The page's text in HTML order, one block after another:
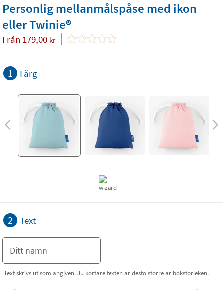
Personlig mellanmålspåse med ikon
eller Twinie®️
Från 179,00 kr
1 Färg
2 Text
Text skrivs ut som angiven. Ju kortare texten är desto större är bokstorleken.